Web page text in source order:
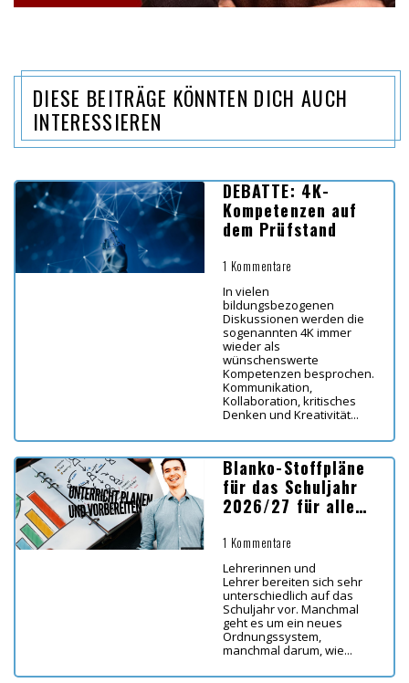
DIESE BEITRÄGE KÖNNTEN DICH AUCH
INTERESSIEREN
DEBATTE: 4K-
Kompetenzen auf
dem Prüfstand
1 Kommentare
In vielen
bildungsbezogenen
Diskussionen werden die
sogenannten 4K immer
wieder als
wünschenswerte
Kompetenzen besprochen.
Kommunikation,
Kollaboration, kritisches
Denken und Kreativität...
Blanko-Stoffpläne
für das Schuljahr
2026/27 für alle
1 Kommentare
Lehrerinnen und
Lehrer bereiten sich sehr
unterschiedlich auf das
Schuljahr vor. Manchmal
geht es um ein neues
Ordnungssystem,
manchmal darum, wie...